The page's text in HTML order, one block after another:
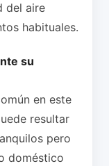
del aire
habituales.
su
en este
resultar
pero
doméstico